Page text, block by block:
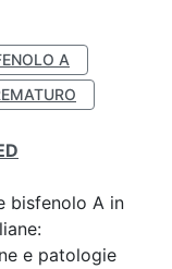
A
bisfenolo A in
e patologie